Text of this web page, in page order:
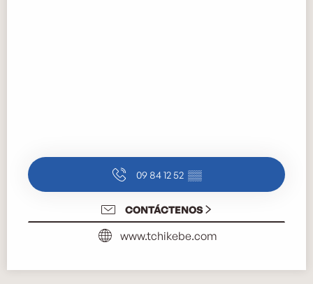
09 84 12 52 ▒▒
CONTÁCTENOS
www.tchikebe.com